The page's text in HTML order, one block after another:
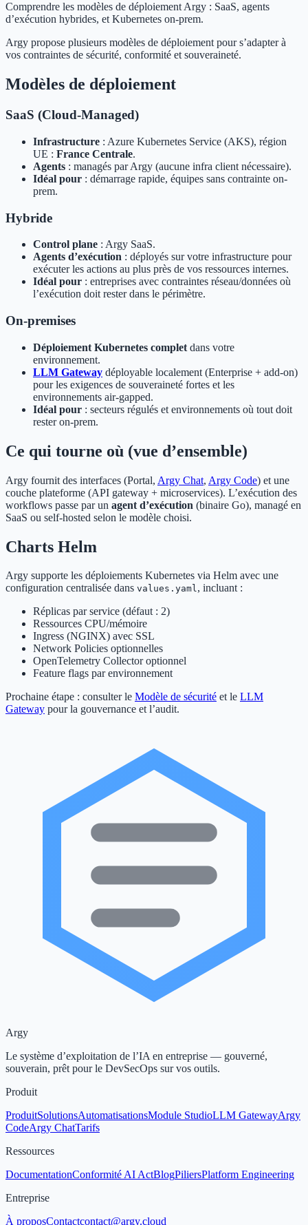
Comprendre les modèles de déploiement Argy : SaaS, agents
d’exécution hybrides, et Kubernetes on‑prem.
Argy propose plusieurs modèles de déploiement pour s’adapter à
vos contraintes de sécurité, conformité et souveraineté.
Modèles de déploiement
SaaS (Cloud-Managed)
Infrastructure : Azure Kubernetes Service (AKS), région
UE : France Centrale.
Agents : managés par Argy (aucune infra client nécessaire).
Idéal pour : démarrage rapide, équipes sans contrainte on-
prem.
Hybride
Control plane : Argy SaaS.
Agents d’exécution : déployés sur votre infrastructure pour
exécuter les actions au plus près de vos ressources internes.
Idéal pour : entreprises avec contraintes réseau/données où
l’exécution doit rester dans le périmètre.
On‑premises
Déploiement Kubernetes complet dans votre
environnement.
LLM Gateway déployable localement (Enterprise + add-on)
pour les exigences de souveraineté fortes et les
environnements air‑gapped.
Idéal pour : secteurs régulés et environnements où tout doit
rester on‑prem.
Ce qui tourne où (vue d’ensemble)
Argy fournit des interfaces (Portal, Argy Chat, Argy Code) et une
couche plateforme (API gateway + microservices). L’exécution des
workflows passe par un agent d’exécution (binaire Go), managé en
SaaS ou self‑hosted selon le modèle choisi.
Charts Helm
Argy supporte les déploiements Kubernetes via Helm avec une
configuration centralisée dans values.yaml, incluant :
Réplicas par service (défaut : 2)
Ressources CPU/mémoire
Ingress (NGINX) avec SSL
Network Policies optionnelles
OpenTelemetry Collector optionnel
Feature flags par environnement
Prochaine étape : consulter le Modèle de sécurité et le LLM
Gateway pour la gouvernance et l’audit.
Argy
Le système d’exploitation de l’IA en entreprise — gouverné,
souverain, prêt pour le DevSecOps sur vos outils.
Produit
ProduitSolutionsAutomatisationsModule StudioLLM GatewayArgy
CodeArgy ChatTarifs
Ressources
DocumentationConformité AI ActBlogPiliersPlatform Engineering
Entreprise
À proposContactcontact@argy.cloud